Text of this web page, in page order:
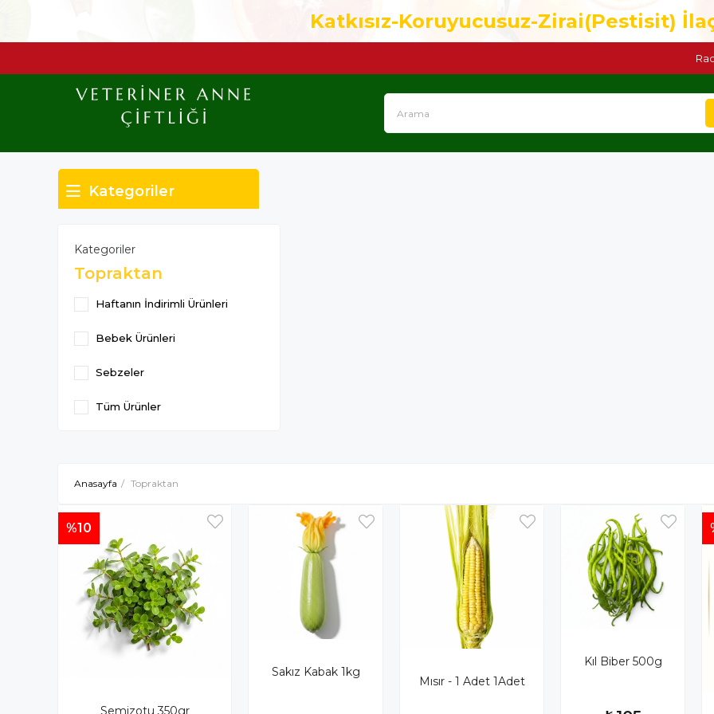
Katkısız-Koruyucusuz-Zirai(Pestisit)
Kategoriler
Kategoriler
Topraktan
Haftanın İndirimli Ürünleri
Bebek Ürünleri
Sebzeler
Tüm Ürünler
Anasayfa Topraktan
Semizotu 350gr
%10
Sakız Kabak 1kg
Mısır - 1 Adet 1Adet
Kıl Biber 500g